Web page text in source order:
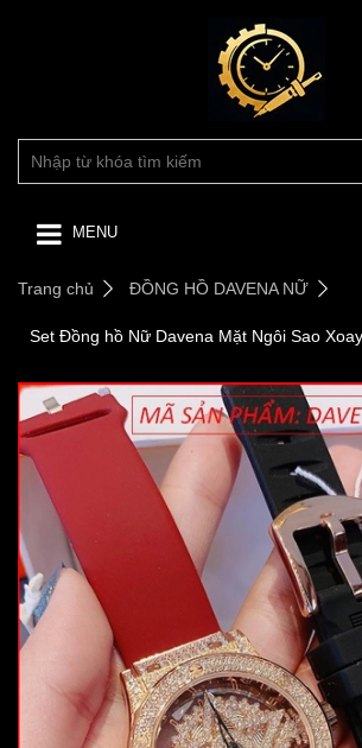
MENU
Trang chủ ĐỒNG HỒ DAVENA NỮ
Set Đồng hồ Nữ Davena Mặt Ngôi Sao